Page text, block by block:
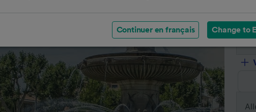
De
À
Continuer en français Change to